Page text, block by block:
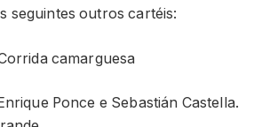
seguintes outros cartéis:
camarguesa
Ponce e Sebastián Castella.